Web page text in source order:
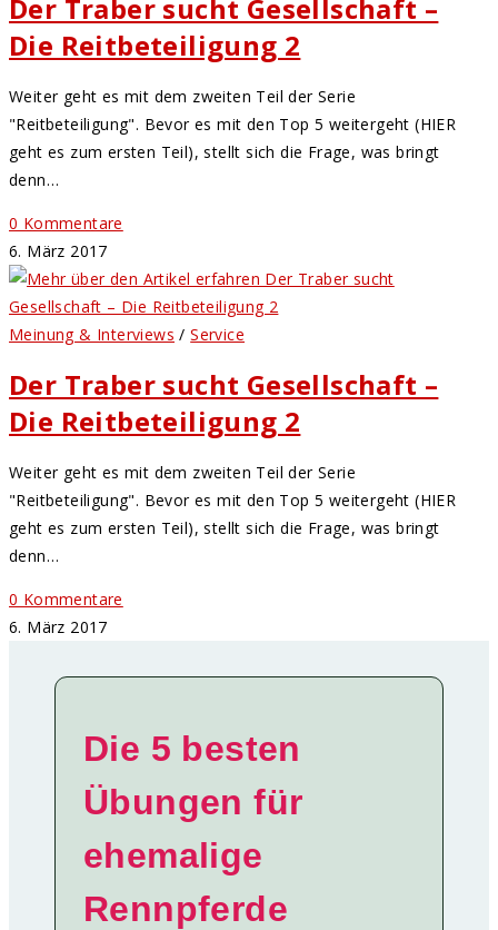
Der Traber sucht Gesellschaft –
Die Reitbeteiligung 2
Weiter geht es mit dem zweiten Teil der Serie
"Reitbeteiligung". Bevor es mit den Top 5 weitergeht (HIER
geht es zum ersten Teil), stellt sich die Frage, was bringt
denn…
0 Kommentare
6. März 2017
Meinung & Interviews /Service
Der Traber sucht Gesellschaft –
Die Reitbeteiligung 2
Weiter geht es mit dem zweiten Teil der Serie
"Reitbeteiligung". Bevor es mit den Top 5 weitergeht (HIER
geht es zum ersten Teil), stellt sich die Frage, was bringt
denn…
0 Kommentare
6. März 2017
Die 5 besten
Übungen für
ehemalige
Rennpferde